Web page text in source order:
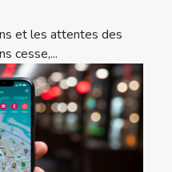
et les attentes des
cesse,...